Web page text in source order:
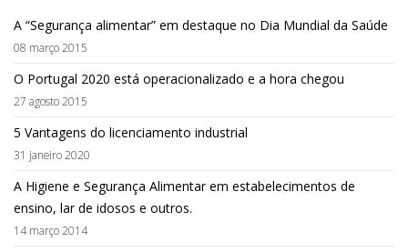
A “Segurança alimentar” em destaque no Dia Mundial da Saúde
08 março 2015
O Portugal 2020 está operacionalizado e a hora chegou
27 agosto 2015
5 Vantagens do licenciamento industrial
31 janeiro 2020
A Higiene e Segurança Alimentar em estabelecimentos de
ensino, lar de idosos e outros.
14 março 2014